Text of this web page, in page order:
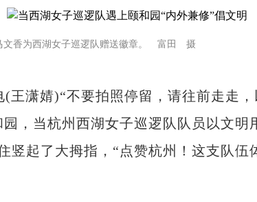
文香为西湖女子巡逻队赠送徽章。 富田 摄
(王潇婧)“不要拍照停留，请往前走走
，当杭州西湖女子巡逻队队员以文明
竖起了大拇指，“点赞杭州！这支队伍